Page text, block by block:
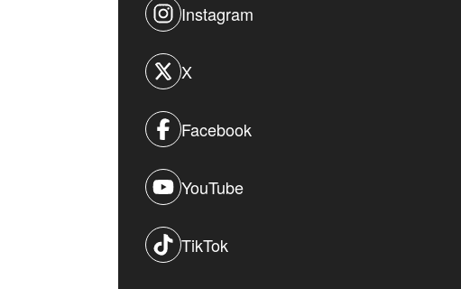
Instagram
X
Facebook
YouTube
TikTok